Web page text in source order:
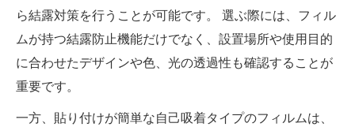
ら結露対策を行うことが可能です。 選ぶ​​際には、フィル
ムが持つ結露防止機能だけでなく、設置場所や使用目的
に合わせたデザインや色、光の透過性も確認することが
重要です。
一方、貼り付けが簡単な自己吸着タイプのフィルムは、